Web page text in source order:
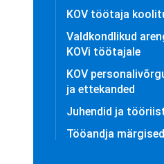
KOV töötaja
Valdkondlikud
KOVi töötajale
KOV
ja ettekanded
Juhendid ja
Tööandja märgised